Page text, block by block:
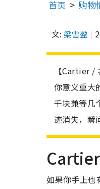
首页 购物
文: 梁雪盈
【Cartier
你意义重大
千块兼等几
迹消失，瞬
如果你手上